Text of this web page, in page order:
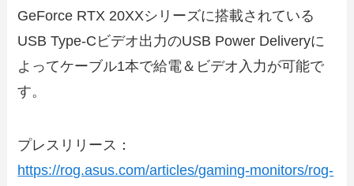
GeForce RTX 20XXシリーズに搭載されている
USB Type-Cビデオ出力のUSB Power Deliveryに
よってケーブル1本で給電＆ビデオ入力が可能で
す。
プレスリリース：
https://rog.asus.com/articles/gaming-monitors/rog-